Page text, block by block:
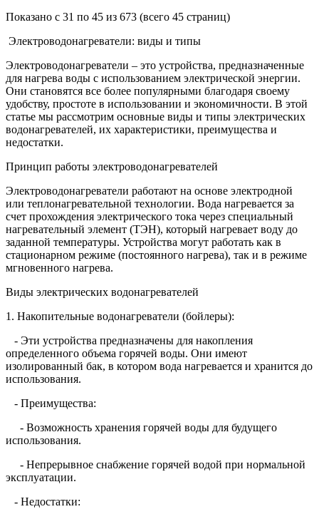
Показано с 31 по 45 из 673 (всего 45 страниц)
Электроводонагреватели: виды и типы
Электроводонагреватели – это устройства, предназначенные
для нагрева воды с использованием электрической энергии.
Они становятся все более популярными благодаря своему
удобству, простоте в использовании и экономичности. В этой
статье мы рассмотрим основные виды и типы электрических
водонагревателей, их характеристики, преимущества и
недостатки.
Принцип работы электроводонагревателей
Электроводонагреватели работают на основе электродной
или теплонагревательной технологии. Вода нагревается за
счет прохождения электрического тока через специальный
нагревательный элемент (ТЭН), который нагревает воду до
заданной температуры. Устройства могут работать как в
стационарном режиме (постоянного нагрева), так и в режиме
мгновенного нагрева.
Виды электрических водонагревателей
1. Накопительные водонагреватели (бойлеры):
- Эти устройства предназначены для накопления
определенного объема горячей воды. Они имеют
изолированный бак, в котором вода нагревается и хранится до
использования.
- Преимущества:
- Возможность хранения горячей воды для будущего
использования.
- Непрерывное снабжение горячей водой при нормальной
эксплуатации.
- Недостатки: